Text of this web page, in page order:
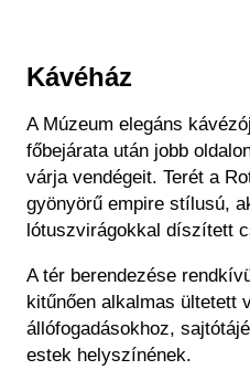
Kávéház
A Múzeum elegáns
főbejárata után jobb
várja vendégeit. Terét a
gyönyörű empire stílusú,
lótuszvirágokkal díszített
A tér berendezése
kitűnően alkalmas ültetett
állófogadásokhoz,
estek helyszínének.